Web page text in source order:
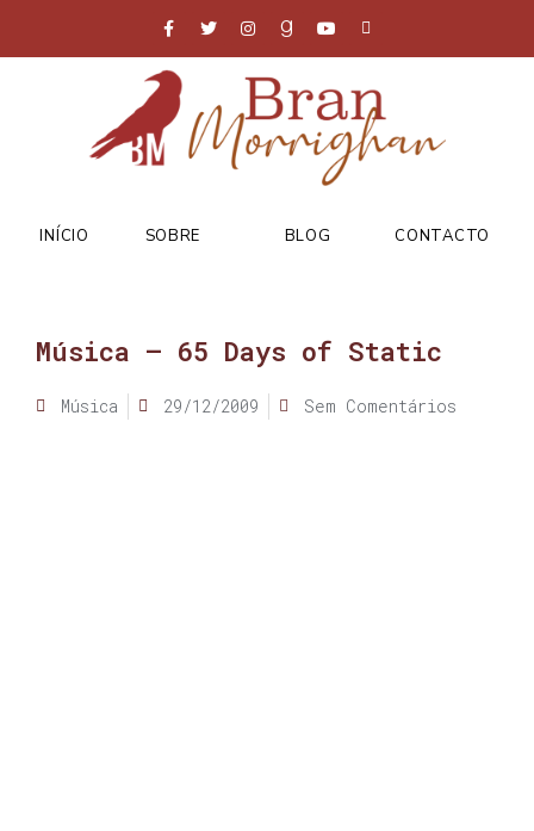
INÍCIO SOBRE BLOG CONTACTO
Música – 65 Days of Static
Música 29/12/2009 Sem Comentários